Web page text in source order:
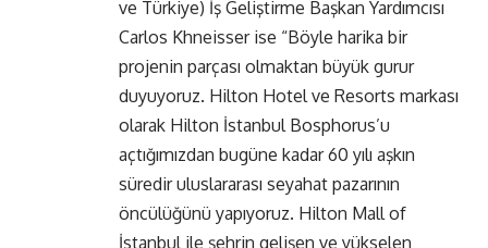
ve Türkiye) İş Geliştirme Başkan Yardımcısı
Carlos Khneisser ise “Böyle harika bir
projenin parçası olmaktan büyük gurur
duyuyoruz. Hilton Hotel ve Resorts markası
olarak Hilton İstanbul Bosphorus’u
açtığımızdan bugüne kadar 60 yılı aşkın
süredir uluslararası seyahat pazarının
öncülüğünü yapıyoruz. Hilton Mall of
İstanbul ile şehrin gelişen ve yükselen